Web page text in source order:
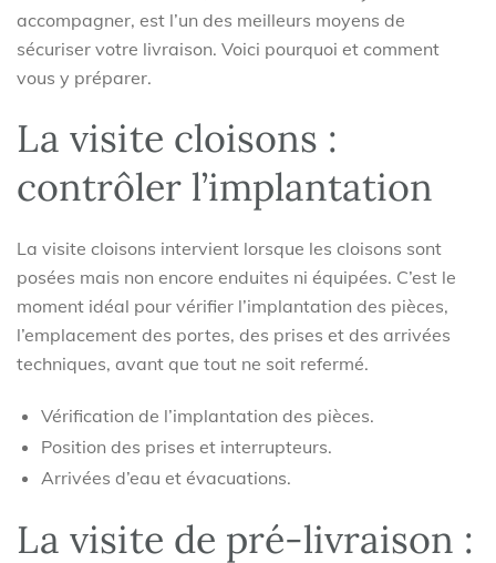
accompagner, est l’un des meilleurs moyens de
sécuriser votre livraison. Voici pourquoi et comment
vous y préparer.
La visite cloisons :
contrôler l’implantation
La visite cloisons intervient lorsque les cloisons sont
posées mais non encore enduites ni équipées. C’est le
moment idéal pour vérifier l’implantation des pièces,
l’emplacement des portes, des prises et des arrivées
techniques, avant que tout ne soit refermé.
Vérification de l’implantation des pièces.
Position des prises et interrupteurs.
Arrivées d’eau et évacuations.
La visite de pré-livraison :